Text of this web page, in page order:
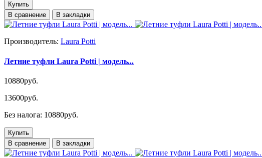
Купить
В сравнение
В закладки
Производитель: Laura Potti
Летние туфли Laura Potti | модель...
10880руб.
13600руб.
Без налога: 10880руб.
Купить
В сравнение
В закладки